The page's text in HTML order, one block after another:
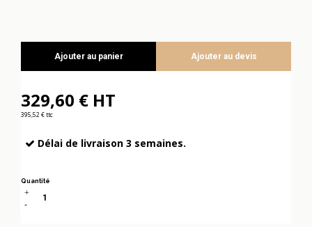
Ajouter au panier Ajouter au devis
329,60 € HT
395,52 € ttc
Délai de livraison 3 semaines.
Quantité